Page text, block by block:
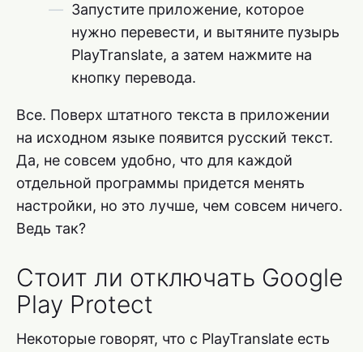
Запустите приложение, которое
нужно перевести, и вытяните пузырь
PlayTranslate, а затем нажмите на
кнопку перевода.
Все. Поверх штатного текста в приложении
на исходном языке появится русский текст.
Да, не совсем удобно, что для каждой
отдельной программы придется менять
настройки, но это лучше, чем совсем ничего.
Ведь так?
Стоит ли отключать Google
Play Protect
Некоторые говорят, что с PlayTranslate есть